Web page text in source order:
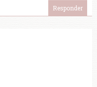
Responder